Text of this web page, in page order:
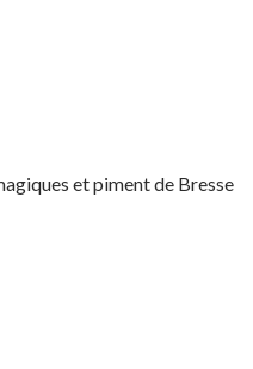
et piment de Bresse